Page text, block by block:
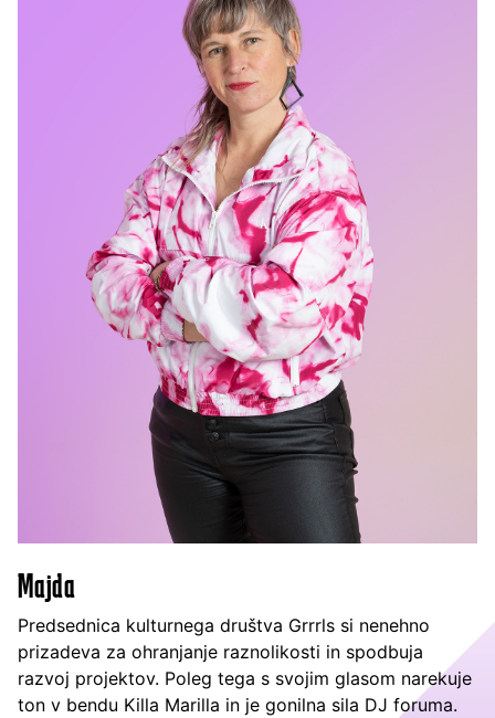
Majda
Predsednica kulturnega društva Grrrls si nenehno
prizadeva za ohranjanje raznolikosti in spodbuja
razvoj projektov. Poleg tega s svojim glasom narekuje
ton v bendu Killa Marilla in je gonilna sila DJ foruma.